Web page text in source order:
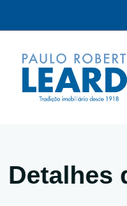
Detalhes